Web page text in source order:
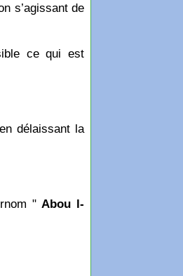
s’agissant de
ce qui est
délaissant la
" Abou l-